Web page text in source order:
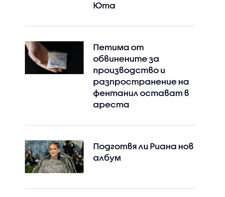
Юта
Петима от
обвинените за
производство и
разпространение на
фентанил остават в
ареста
Подготвя ли Риана нов
албум